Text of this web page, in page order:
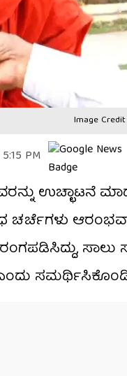
Image
PM
ಉಚ್ಛಾಟನೆ
ಸಾಲು